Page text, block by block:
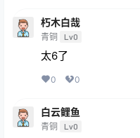
朽木白哉
青铜 Lv0
太6了
0 0
白云鲤鱼
青铜 Lv0